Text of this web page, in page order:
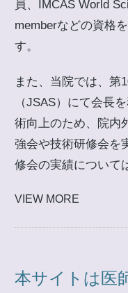
員、IMCAS World
memberなどの資格
す。
また、当院では、第
（JSAS）にて会長
術向上のため、院内
強会や技術研修会を
修会の実績について
VIEW MORE
本サイトは医